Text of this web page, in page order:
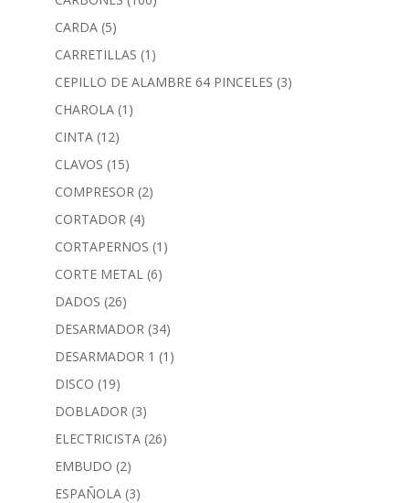
CARDA (5)
CARRETILLAS (1)
CEPILLO DE ALAMBRE 64 PINCELES (3)
CHAROLA (1)
CINTA (12)
CLAVOS (15)
COMPRESOR (2)
CORTADOR (4)
CORTAPERNOS (1)
CORTE METAL (6)
DADOS (26)
DESARMADOR (34)
DESARMADOR 1 (1)
DISCO (19)
DOBLADOR (3)
ELECTRICISTA (26)
EMBUDO (2)
ESPAÑOLA (3)